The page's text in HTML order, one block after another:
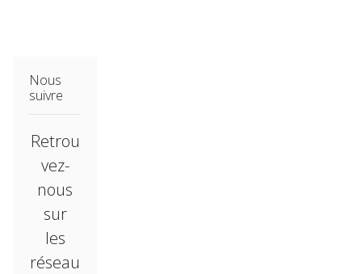
Nous
suivre
Retrou
vez-
nous
sur
les
réseau